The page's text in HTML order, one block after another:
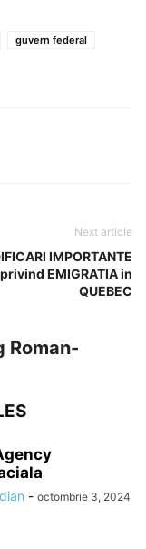
guvern federal
Next article
IMPORTANTE
privind EMIGRATIA in
QUEBEC
Roman-
- octombrie 3, 2024